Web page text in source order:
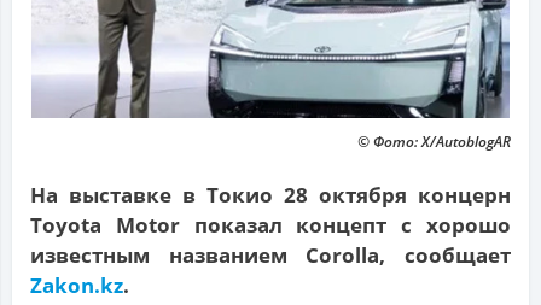
© Фото: Х/AutoblogAR
На выставке в Токио 28 октября концерн
Toyota Motor показал концепт с хорошо
известным названием Corolla, сообщает
Zakon.kz.